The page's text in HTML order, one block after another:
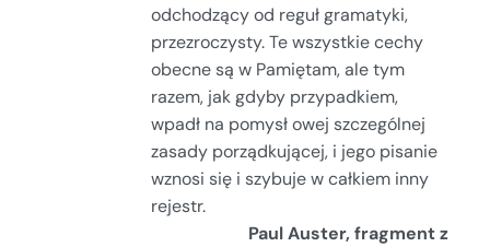
odchodzący od reguł gramatyki,
przezroczysty. Te wszystkie cechy
obecne są w Pamiętam, ale tym
razem, jak gdyby przypadkiem,
wpadł na pomysł owej szczególnej
zasady porządkującej, i jego pisanie
wznosi się i szybuje w całkiem inny
rejestr.
Paul Auster, fragment z